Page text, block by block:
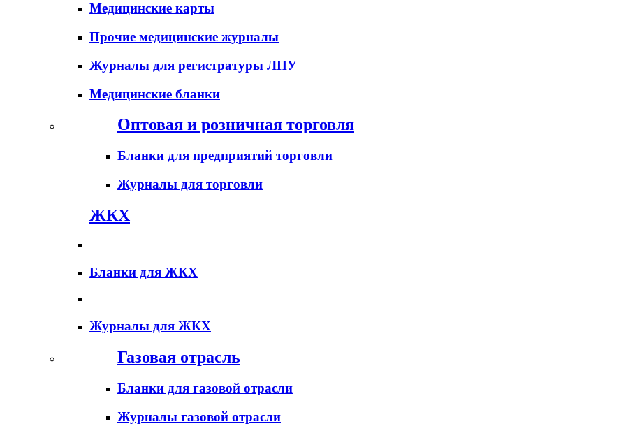
Медицинские карты
Прочие медицинские журналы
Журналы для регистратуры ЛПУ
Медицинские бланки
Оптовая и розничная торговля
Бланки для предприятий торговли
Журналы для торговли
ЖКХ
Бланки для ЖКХ
Журналы для ЖКХ
Газовая отрасль
Бланки для газовой отрасли
Журналы газовой отрасли